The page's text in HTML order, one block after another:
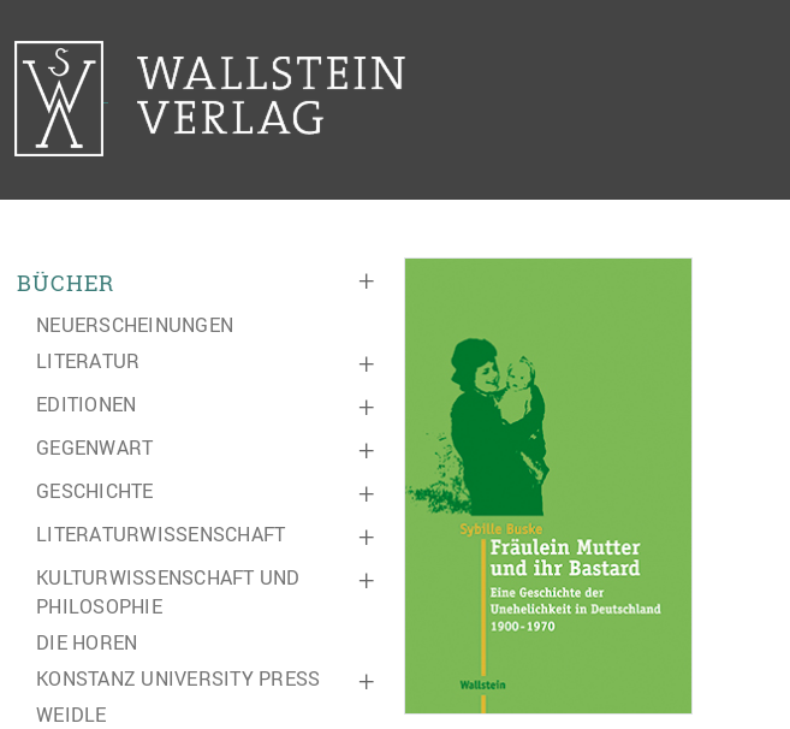
+
BÜCHER
NEUERSCHEINUNGEN
+
LITERATUR
+
EDITIONEN
+
GEGENWART
+
GESCHICHTE
+
LITERATURWISSENSCHAFT
+
KULTURWISSENSCHAFT UND
PHILOSOPHIE
DIE HOREN
+
KONSTANZ UNIVERSITY PRESS
WEIDLE